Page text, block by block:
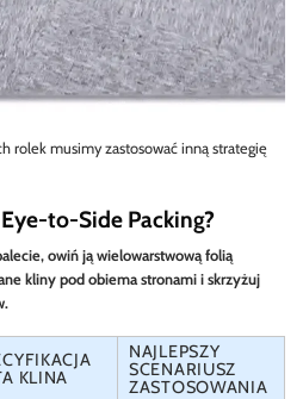
rolek musimy zastosować inną strategię
to-Side Packing?
owiń ją wielowarstwową folią
kliny pod obiema stronami i skrzyżuj
KLINA
NAJLEPSZY
SCENARIUSZ
ZASTOSOWANIA